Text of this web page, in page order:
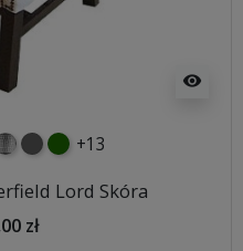
visibility
ciemno szary
butelkowa zieleń
+13
Lord Skóra
zł